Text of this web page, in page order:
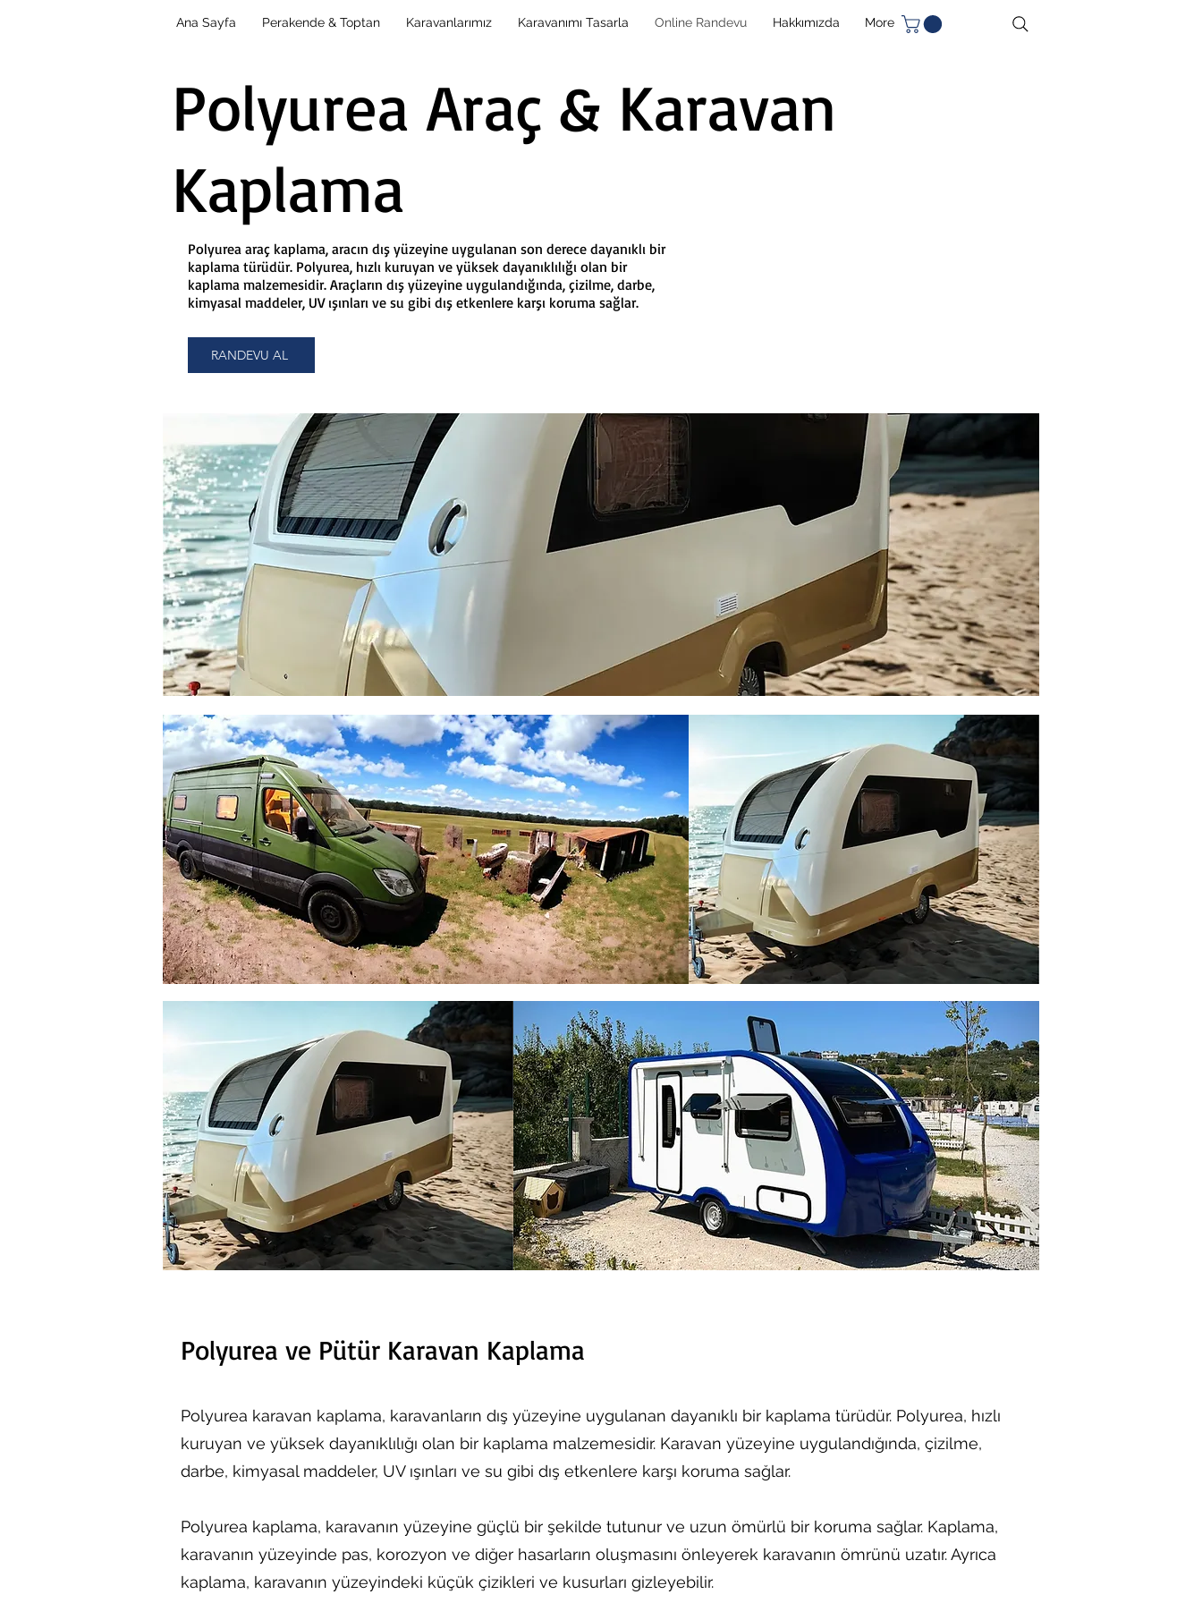
Ana Sayfa Perakende & Toptan Karavanlarımız Karavanımı Tasarla Online Randevu Hakkımızda More
Polyurea Araç & Karavan
Kaplama
Polyurea araç kaplama, aracın dış yüzeyine uygulanan son derece dayanıklı bir
kaplama türüdür. Polyurea, hızlı kuruyan ve yüksek dayanıklılığı olan bir
kaplama malzemesidir. Araçların dış yüzeyine uygulandığında, çizilme, darbe,
kimyasal maddeler, UV ışınları ve su gibi dış etkenlere karşı koruma sağlar.
RANDEVU AL
Polyurea ve Pütür Karavan Kaplama
Polyurea karavan kaplama, karavanların dış yüzeyine uygulanan dayanıklı bir kaplama türüdür. Polyurea, hızlı
kuruyan ve yüksek dayanıklılığı olan bir kaplama malzemesidir. Karavan yüzeyine uygulandığında, çizilme,
darbe, kimyasal maddeler, UV ışınları ve su gibi dış etkenlere karşı koruma sağlar.
Polyurea kaplama, karavanın yüzeyine güçlü bir şekilde tutunur ve uzun ömürlü bir koruma sağlar. Kaplama,
karavanın yüzeyinde pas, korozyon ve diğer hasarların oluşmasını önleyerek karavanın ömrünü uzatır. Ayrıca
kaplama, karavanın yüzeyindeki küçük çizikleri ve kusurları gizleyebilir.